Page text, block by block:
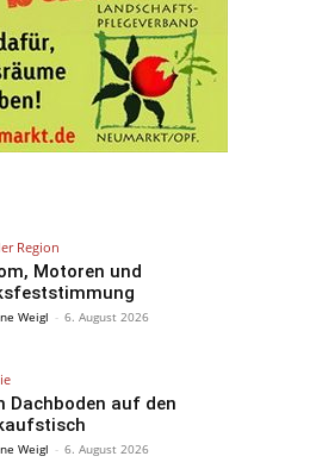
Region
Motoren und
Weigl - 6. August 2026
Dachboden auf den
Weigl - 6. August 2026